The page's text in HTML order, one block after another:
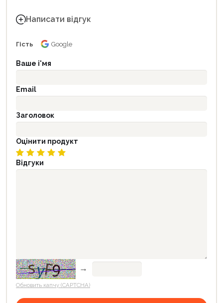
Написати відгук
Гість Google
Ваше і'мя
Email
Заголовок
Оцінити продукт
Відгуки
→
Обновить капчу (CAPTCHA)